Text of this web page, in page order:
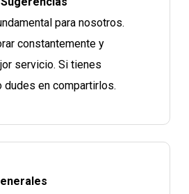
para nosotros.
constantemente y
servicio. Si tienes
dudes en compartirlos.